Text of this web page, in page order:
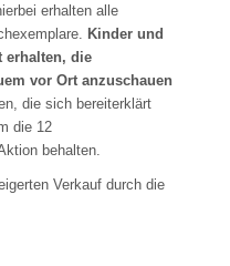
erhalten alle
Kinder und
erhalten, die
vor Ort anzuschauen
die sich bereiterklärt
die 12
behalten.
Verkauf durch die